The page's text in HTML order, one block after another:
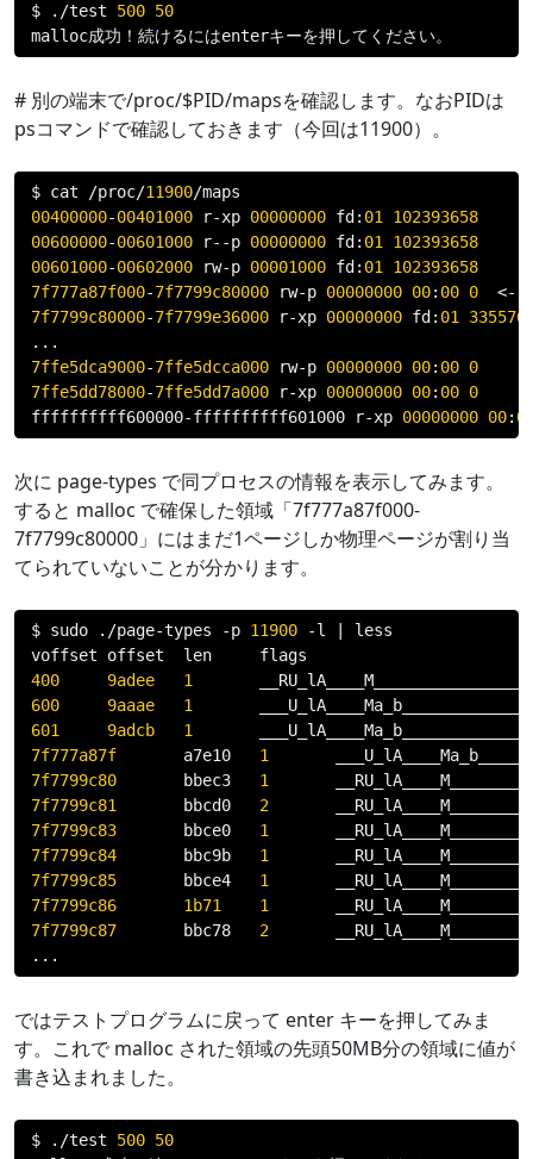
$ ./test 500 50
malloc成功！続けるにはenterキーを押してください。
# 別の端末で/proc/$PID/mapsを確認します。なおPIDは
psコマンドで確認しておきます（今回は11900）。
$ cat /proc/11900/
00400000-00401000 r-xp 00000000 fd : 01 102393658
00600000-00601000 r--p 00000000 fd : 01 102393658
00601000-00602000 rw-p 00001000 fd : 01 102393658
7f777a87f000-7f7799c80000 rw-p 00000000 00: 00 0 <--
7f7799c80000-7f7799e36000 r-xp 00000000 fd : 01
...
7ffe5dca9000-7ffe5dcca000 rw-p 00000000 00: 00 0
7ffe5dd78000-7ffe5dd7a000 r-xp 00000000 00: 00 0
ffffffffff600000-ffffffffff601000 r-xp 00000000 00:
次に page-types で同プロセスの情報を表示してみます。
すると malloc で確保した領域「7f777a87f000-
7f7799c80000」にはまだ1ページしか物理ページが割り当
てられていないことが分かります。
$ sudo ./page-types -p 11900 -l
less
400
9adee
1
600
9aaae
1
601
9adcb
1
7f777a87f
       a7e10
1
7f7799c80
       bbec3
1
7f7799c81
       bbcd0
2
7f7799c83
       bbce0
1
7f7799c84
       bbc9b
1
7f7799c85
       bbce4
1
7f7799c86
1b71
1
7f7799c87
       bbc78
2
...
ではテストプログラムに戻って enter キーを押してみま
す。これで malloc された領域の先頭50MB分の領域に値が
書き込まれました。
$ ./test 500 50